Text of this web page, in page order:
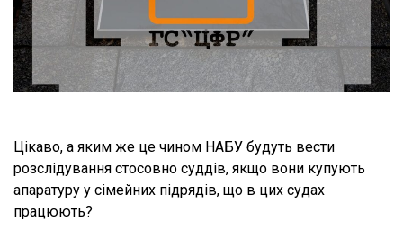
Цікаво, а яким же це чином НАБУ будуть вести
розслідування стосовно суддів, якщо вони купують
апаратуру у сімейних підрядів, що в цих судах
працюють?